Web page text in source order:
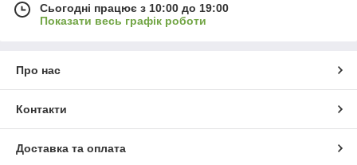
Сьогодні працює з 10:00 до 19:00
Показати весь графік роботи
Про нас
Контакти
Доставка та оплата